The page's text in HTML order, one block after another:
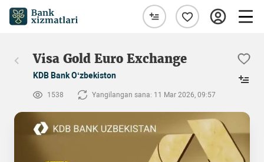
Visa Gold Euro Exchange
KDB Bank O‘zbekiston
1538 Yangilangan sana: 11 Mar 2026, 09:57